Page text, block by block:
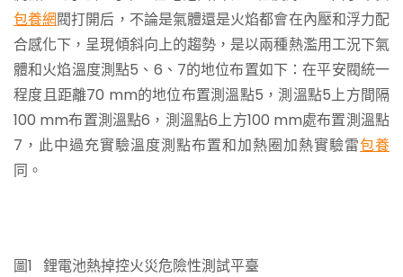
包養網閥打開后，不論是氣體還是火焰都會在內壓和浮力配
合感化下，呈現傾斜向上的趨勢，是以兩種熱濫用工況下氣
體和火焰溫度測點5、6、7的地位布置如下：在平安閥統一
程度且距離70 mm的地位布置測溫點5，測溫點5上方間隔
100 mm布置測溫點6，測溫點6上方100 mm處布置測溫點
7，此中過充實驗溫度測點布置和加熱圈加熱實驗雷包養
同。
圖1 鋰電池熱掉控火災危險性測試平臺